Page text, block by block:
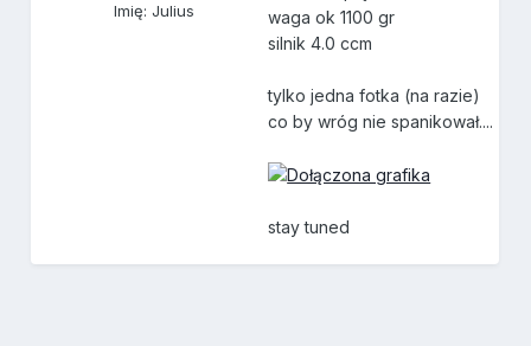
Imię: Julius
waga ok 1100 gr
silnik 4.0 ccm
tylko jedna fotka (na razie)
co by wróg nie spanikował....
stay tuned